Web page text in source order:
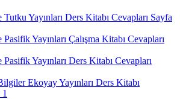
Tutku Yayınları Ders Kitabı Cevapları Sayfa
Yayınları Çalışma Kitabı Cevapları
Pasifik Yayınları Ders Kitabı Cevapları
Ekoyay Yayınları Ders Kitabı